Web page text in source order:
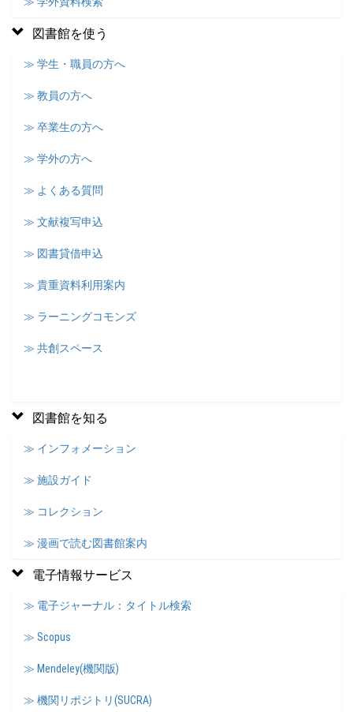
図書館を使う
≫ 学生・職員の方へ
≫ 教員の方へ
≫ 卒業生の方へ
≫ 学外の方へ
≫ よくある質問
≫ 文献複写申込
≫ 図書貸借申込
≫ 貴重資料利用案内
≫ ラーニングコモンズ
≫ 共創スペース
図書館を知る
≫ インフォメーション
≫ 施設ガイド
≫ コレクション
≫ 漫画で読む図書館案内
電子情報サービス
≫ 電子ジャーナル：タイトル検索
≫ Scopus
≫ Mendeley(機関版)
≫ 機関リポジトリ(SUCRA)